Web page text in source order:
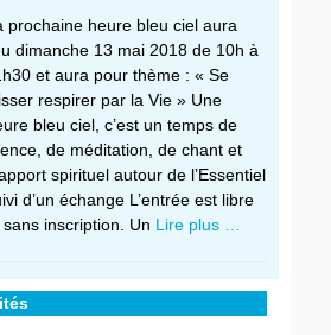
prochaine heure bleu ciel aura
dimanche 13 mai 2018 de 10h à
et aura pour thème : « Se
respirer par la Vie » Une
bleu ciel, c’est un temps de
de méditation, de chant et
spirituel autour de l’Essentiel
d’un échange L’entrée est libre
sans inscription. Un Lire plus …